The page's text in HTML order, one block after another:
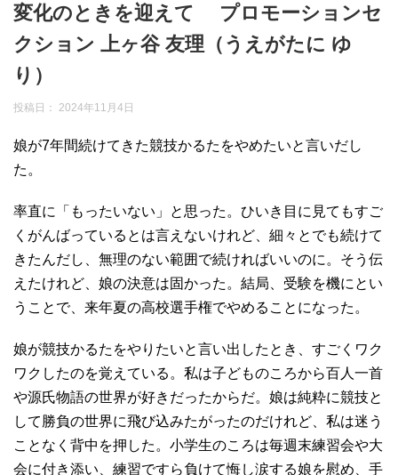
変化のときを迎えて プロモーションセ
クション 上ヶ谷 友理（うえがたに ゆ
り）
投稿日： 2024年11月4日
娘が7年間続けてきた競技かるたをやめたいと言いだし
た。
率直に「もったいない」と思った。ひいき目に見てもすご
くがんばっているとは言えないけれど、細々とでも続けて
きたんだし、無理のない範囲で続ければいいのに。そう伝
えたけれど、娘の決意は固かった。結局、受験を機にとい
うことで、来年夏の高校選手権でやめることになった。
娘が競技かるたをやりたいと言い出したとき、すごくワク
ワクしたのを覚えている。私は子どものころから百人一首
や源氏物語の世界が好きだったからだ。娘は純粋に競技と
して勝負の世界に飛び込みたがったのだけれど、私は迷う
ことなく背中を押した。小学生のころは毎週末練習会や大
会に付き添い、練習ですら負けて悔し涙する娘を慰め、手